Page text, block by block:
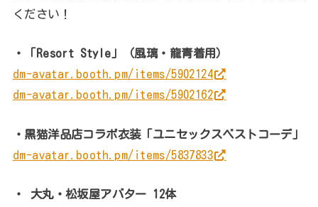
ください！
・「Resort Style」（風璃・龍青着用）
dm-avatar.booth.pm/items/5902124
dm-avatar.booth.pm/items/5902162
・黒猫洋品店コラボ衣装「ユニセックスベストコーデ」
dm-avatar.booth.pm/items/5837833
・ 大丸・松坂屋アバター 12体